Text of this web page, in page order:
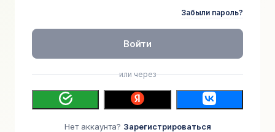
Забыли пароль?
Войти
или через
Нет аккаунта? Зарегистрироваться